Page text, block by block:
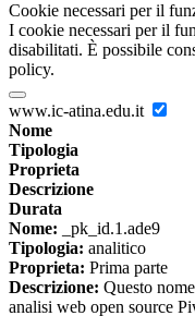
Cookie necessari per il
I cookie necessari per il
disabilitati. È possibile
policy.
www.ic-atina.edu.it
Nome
Tipologia
Proprieta
Descrizione
Durata
Nome: _pk_id.1.ade9
Tipologia: analitico
Proprieta: Prima parte
Descrizione: Questo
analisi web open source